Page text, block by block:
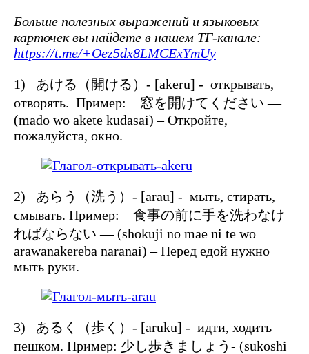
Больше полезных выражений и языковых
карточек вы найдете в нашем ТГ-канале:
https://t.me/+Oez5dx8LMCExYmUy
1) あける（開ける）- [akeru] - открывать,
отворять. Пример: 窓を開けてください —
(mado wo akete kudasai) – Откройте,
пожалуйста, окно.
2) あらう（洗う）- [arau] - мыть, стирать,
смывать. Пример: 食事の前に手を洗わなけ
ればならない — (shokuji no mae ni te wo
arawanakereba naranai) – Перед едой нужно
мыть руки.
3) あるく（歩く）- [aruku] - идти, ходить
пешком. Пример: 少し歩きましょう- (sukoshi